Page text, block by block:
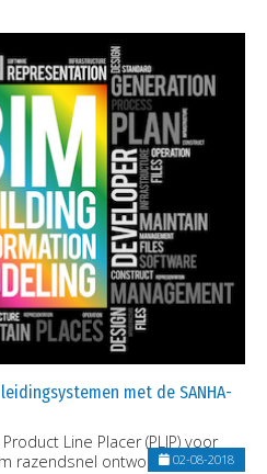
met de SANHA-
Line Placer (PLIP) voor
razendsnel ontworpen worden!
02-08-2018